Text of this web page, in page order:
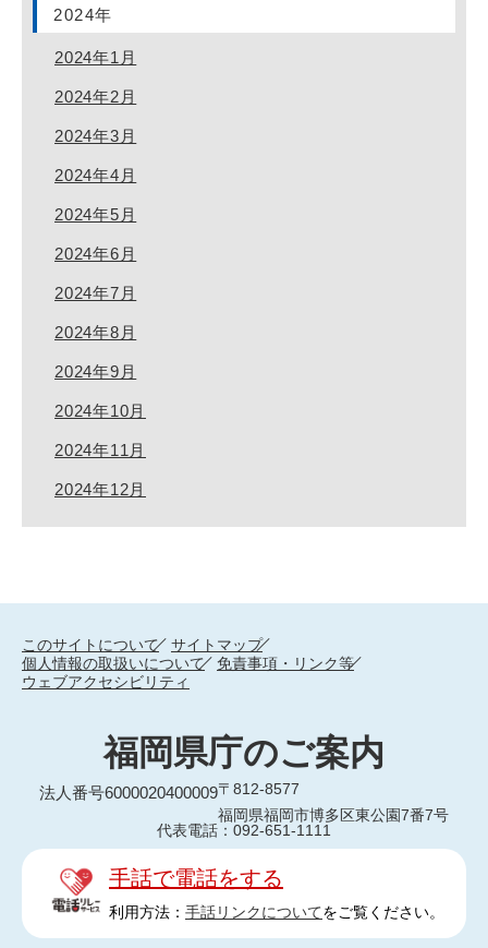
2024年
2024年1月
2024年2月
2024年3月
2024年4月
2024年5月
2024年6月
2024年7月
2024年8月
2024年9月
2024年10月
2024年11月
2024年12月
このサイトについて
サイトマップ
個人情報の取扱いについて
免責事項・リンク等
ウェブアクセシビリティ
福岡県庁のご案内
法人番号6000020400009〒812-8577
福岡県福岡市博多区東公園7番7号
代表電話：092-651-1111
手話で電話をする
利用方法： 手話リンクについてをご覧ください。